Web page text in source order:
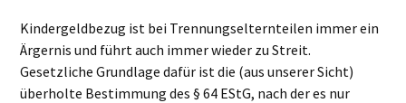
Kindergeldbezug ist bei Trennungselternteilen immer ein
Ärgernis und führt auch immer wieder zu Streit.
Gesetzliche Grundlage dafür ist die (aus unserer Sicht)
überholte Bestimmung des § 64 EStG, nach der es nur